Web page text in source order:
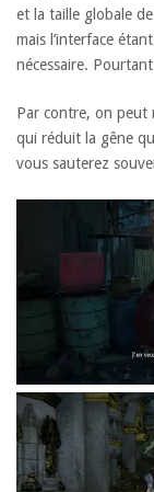
et la taille globale
mais l’interface
nécessaire.
Par contre, on
qui réduit la gêne
vous sauterez